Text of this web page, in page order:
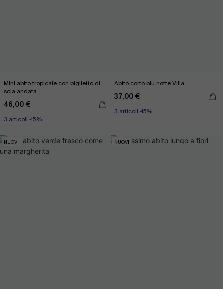
Mini abito tropicale con biglietto di
sola andata
46,00 €
3 articoli -15%
Abito corto blu notte Villa
37,00 €
3 articoli -15%
NUOVI NUOVI